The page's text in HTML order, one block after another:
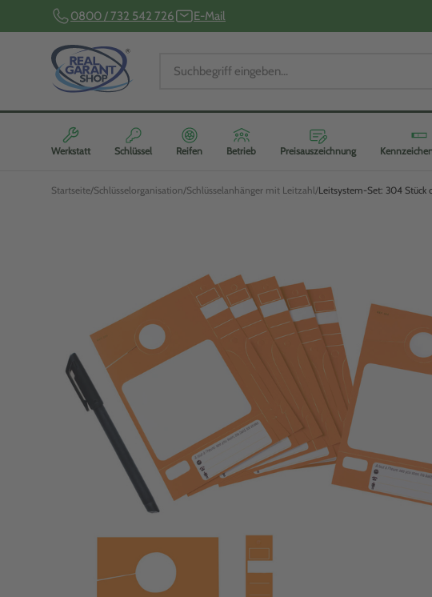
0800 / 732 542 726 E-Mail
Werkstatt Schlüssel Reifen Betrieb Preisauszeichnung
Startseite Schlüsselorganisation Schlüsselanhänger mit Leitzahl Leitsystem-Set: 304 Stück